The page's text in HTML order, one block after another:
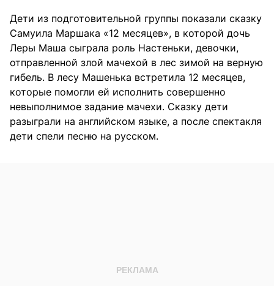
Дети из подготовительной группы показали сказку
Самуила Маршака «12 месяцев», в которой дочь
Леры Маша сыграла роль Настеньки, девочки,
отправленной злой мачехой в лес зимой на верную
гибель. В лесу Машенька встретила 12 месяцев,
которые помогли ей исполнить совершенно
невыполнимое задание мачехи. Сказку дети
разыграли на английском языке, а после спектакля
дети спели песню на русском.